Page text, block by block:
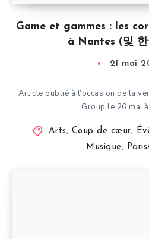
Game et gammes : les
à Nantes (및 한
21 mai
Article publié à l’occasion de la
Group le 26 mai
Arts, Coup de cœur,
Musique,